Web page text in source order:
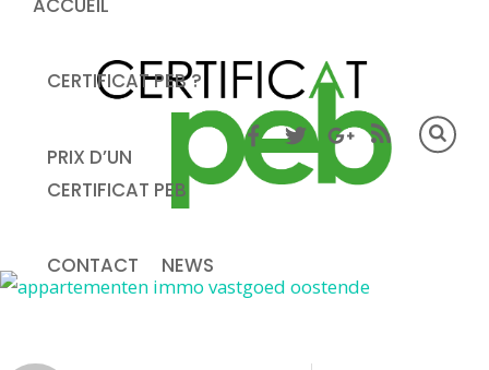
ACCUEIL
CERTIFICAT PEB ?
PRIX D’UN
CERTIFICAT PEB
CONTACT NEWS